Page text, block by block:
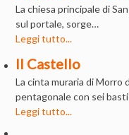
La chiesa principale di
sul portale, sorge…
Leggi tutto...
Il Castello
La cinta muraria di Morro
pentagonale con sei
Leggi tutto...